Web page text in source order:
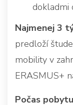
dokladmi
Najmenej 3
predloží
mobility v
ERASMUS+
Počas